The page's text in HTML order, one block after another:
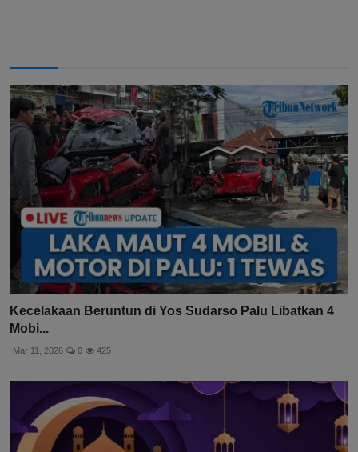
Kecelakaan Beruntun di Yos Sudarso Palu Libatkan 4
Mobi...
Mar 11, 2026 0 425